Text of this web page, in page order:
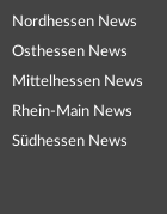
Nordhessen News
Osthessen News
Mittelhessen News
Rhein-Main News
Südhessen News